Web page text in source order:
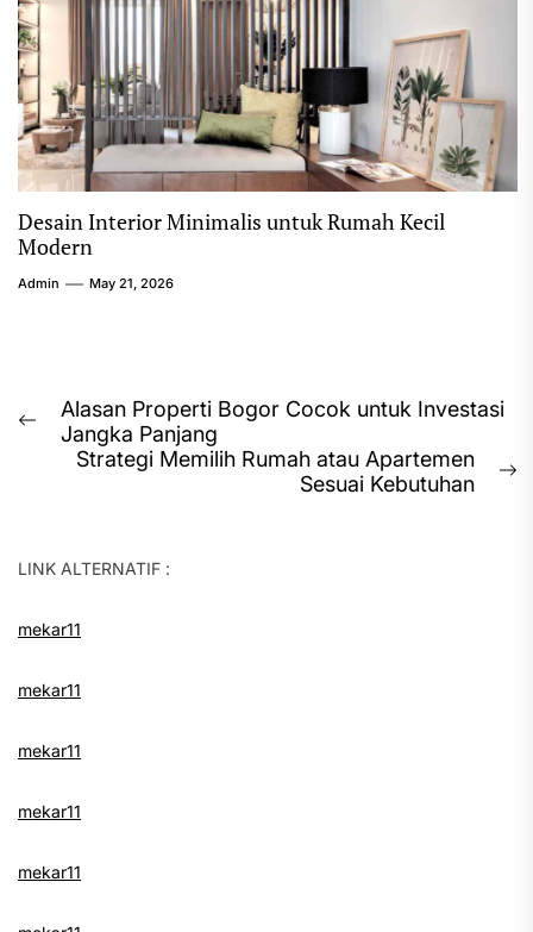
Desain Interior Minimalis untuk Rumah Kecil
Modern
Admin May 21, 2026
Post
navigation
Previous
Alasan Properti Bogor Cocok untuk Investasi
Jangka Panjang
Strategi Memilih Rumah atau Apartemen
Sesuai Kebutuhan
LINK ALTERNATIF :
mekar11
mekar11
mekar11
mekar11
mekar11